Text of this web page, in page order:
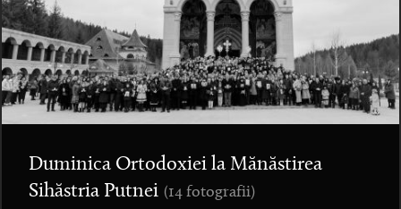
Duminica Ortodoxiei la Mănăstirea
Sihăstria Putnei (14 fotografii)